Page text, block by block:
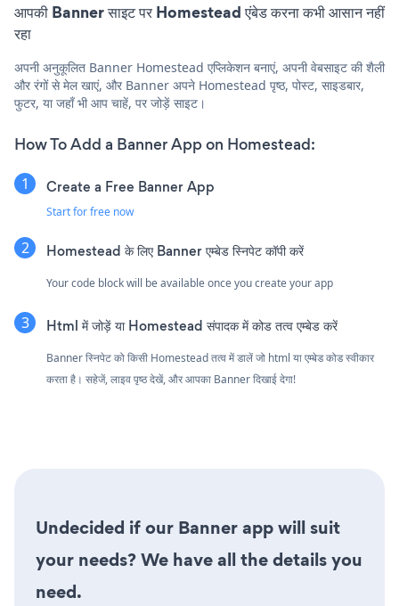
आपकी Banner साइट पर Homestead एंबेड करना कभी आसान नहीं
रहा
अपनी अनुकूलित Banner Homestead एप्लिकेशन बनाएं, अपनी वेबसाइट की शैली
और रंगों से मेल खाएं, और Banner अपने Homestead पृष्ठ, पोस्ट, साइडबार,
फुटर, या जहाँ भी आप चाहें, पर जोड़ें साइट।
How To Add a Banner App on Homestead:
Create a Free Banner App
Start for free now
Homestead के लिए Banner एम्बेड स्निपेट कॉपी करें
Your code block will be available once you create your app
Html में जोड़ें या Homestead संपादक में कोड तत्व एम्बेड करें
Banner स्निपेट को किसी Homestead तत्व में डालें जो html या एम्बेड कोड स्वीकार
करता है। सहेजें, लाइव पृष्ठ देखें, और आपका Banner दिखाई देगा!
Undecided if our Banner app will suit
your needs? We have all the details you
need.